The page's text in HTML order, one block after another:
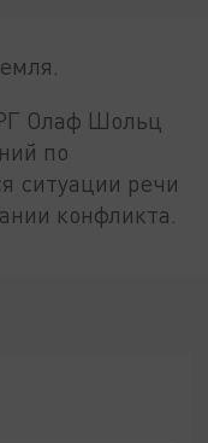
Олаф Шольц
по
ситуации речи
конфликта.